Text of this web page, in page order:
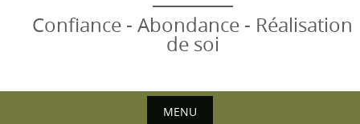
Confiance - Abondance - Réalisation
de soi
MENU